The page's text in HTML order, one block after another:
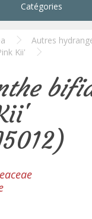
Catégories
Autres
Kii'